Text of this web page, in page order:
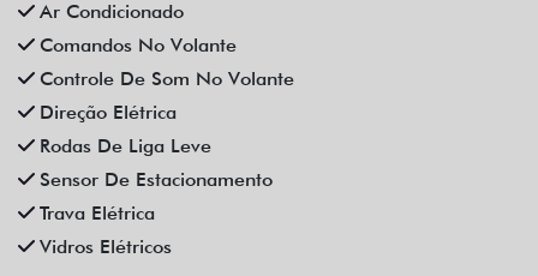
Ar Condicionado
Comandos No Volante
Controle De Som No Volante
Direção Elétrica
Rodas De Liga Leve
Sensor De Estacionamento
Trava Elétrica
Vidros Elétricos